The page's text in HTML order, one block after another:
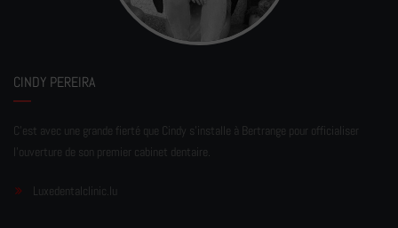
CINDY PEREIRA
C'est avec une grande fierté que Cindy s'installe à Bertrange pour officialiser
l'ouverture de son premier cabinet dentaire.
Luxedentalclinic.lu